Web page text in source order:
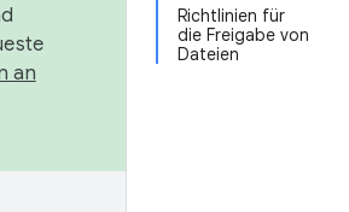
Richtlinien für
die Freigabe von
Dateien
an